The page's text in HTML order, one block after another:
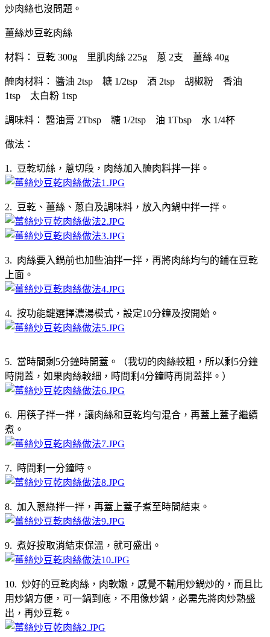
炒肉絲也沒問題。
薑絲炒豆乾肉絲
材料： 豆乾 300g 里肌肉絲 225g 蔥 2支 薑絲 40g
醃肉材料： 醬油 2tsp 糖 1/2tsp 酒 2tsp 胡椒粉 香油
1tsp 太白粉 1tsp
調味料： 醬油膏 2Tbsp 糖 1/2tsp 油 1Tbsp 水 1/4杯
做法：
1. 豆乾切絲，蔥切段，肉絲加入醃肉料拌一拌。
2. 豆乾、薑絲、蔥白及調味料，放入內鍋中拌一拌。
3. 肉絲要入鍋前也加些油拌一拌，再將肉絲均勻的鋪在豆乾
上面。
4. 按功能鍵選擇濃湯模式，設定10分鐘及按開始。
5. 當時間剩5分鐘時開蓋。（我切的肉絲較粗，所以剩5分鐘
時開蓋，如果肉絲較細，時間剩4分鐘時再開蓋拌。）
6. 用筷子拌一拌，讓肉絲和豆乾均勻混合，再蓋上蓋子繼續
煮。
7. 時間剩一分鐘時。
8. 加入蔥綠拌一拌，再蓋上蓋子煮至時間結束。
9. 煮好按取消結束保溫，就可盛出。
10. 炒好的豆乾肉絲，肉軟嫩，感覺不輸用炒鍋炒的，而且比
用炒鍋方便，可一鍋到底，不用像炒鍋，必需先將肉炒熟盛
出，再炒豆乾。